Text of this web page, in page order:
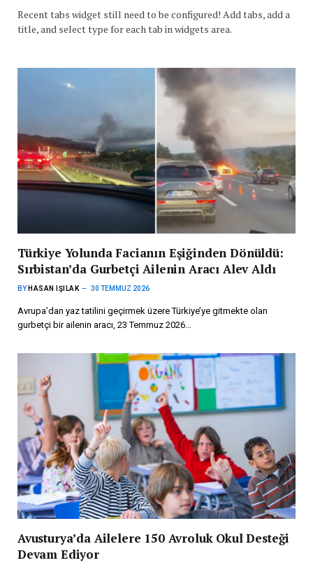
Recent tabs widget still need to be configured! Add tabs, add a
title, and select type for each tab in widgets area.
Türkiye Yolunda Facianın Eşiğinden Dönüldü:
Sırbistan’da Gurbetçi Ailenin Aracı Alev Aldı
BY HASAN IŞILAK 30 TEMMUZ 2026
Avrupa’dan yaz tatilini geçirmek üzere Türkiye’ye gitmekte olan
gurbetçi bir ailenin aracı, 23 Temmuz 2026…
Avusturya’da Ailelere 150 Avroluk Okul Desteği
Devam Ediyor